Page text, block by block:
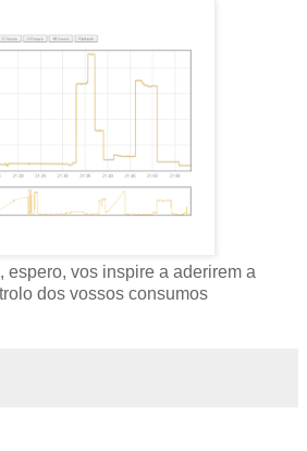
espero, vos inspire a aderirem a
dos vossos consumos